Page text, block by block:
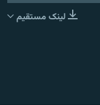
لینک مستقیم